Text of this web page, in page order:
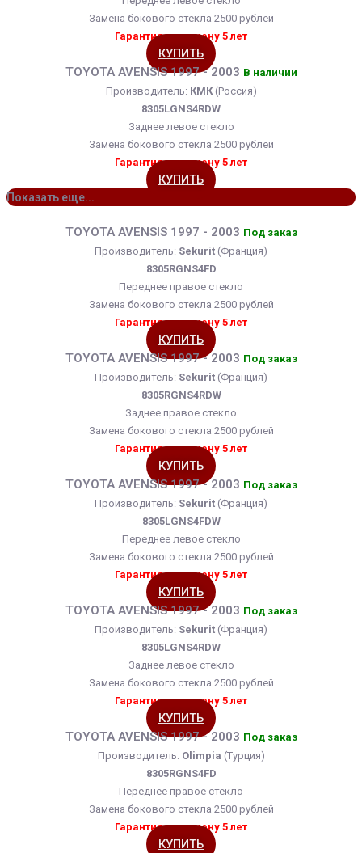
Замена бокового стекла 2500 рублей
Гарантия на замену 5 лет
КУПИТЬ
TOYOTA AVENSIS 1997 - 2003 В наличии
Производитель: КМК(Россия)
8305LGNS4RDW
Заднее левое стекло
Замена бокового стекла 2500 рублей
Гарантия на замену 5 лет
КУПИТЬ
Показать еще...
TOYOTA AVENSIS 1997 - 2003 Под заказ
Производитель: Sekurit (Франция)
8305RGNS4FD
Переднее правое стекло
Замена бокового стекла 2500 рублей
Гарантия на замену 5 лет
КУПИТЬ
TOYOTA AVENSIS 1997 - 2003 Под заказ
Производитель: Sekurit (Франция)
8305RGNS4RDW
Заднее правое стекло
Замена бокового стекла 2500 рублей
Гарантия на замену 5 лет
КУПИТЬ
TOYOTA AVENSIS 1997 - 2003 Под заказ
Производитель: Sekurit (Франция)
8305LGNS4FDW
Переднее левое стекло
Замена бокового стекла 2500 рублей
Гарантия на замену 5 лет
КУПИТЬ
TOYOTA AVENSIS 1997 - 2003 Под заказ
Производитель: Sekurit (Франция)
8305LGNS4RDW
Заднее левое стекло
Замена бокового стекла 2500 рублей
Гарантия на замену 5 лет
КУПИТЬ
TOYOTA AVENSIS 1997 - 2003 Под заказ
Производитель: Olimpia (Турция)
8305RGNS4FD
Переднее правое стекло
Замена бокового стекла 2500 рублей
Гарантия на замену 5 лет
КУПИТЬ